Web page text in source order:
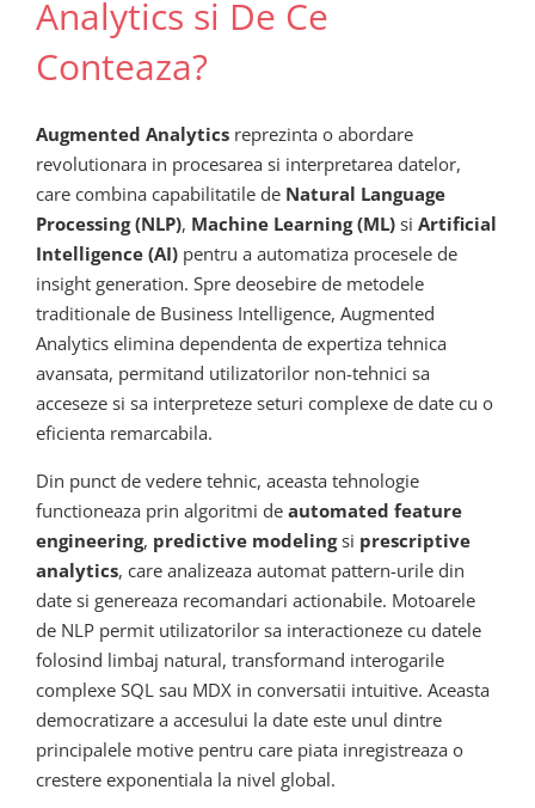
Analytics si De Ce
Conteaza?
Augmented Analytics reprezinta o abordare
revolutionara in procesarea si interpretarea datelor,
care combina capabilitatile de Natural Language
Processing (NLP), Machine Learning (ML) si Artificial
Intelligence (AI) pentru a automatiza procesele de
insight generation. Spre deosebire de metodele
traditionale de Business Intelligence, Augmented
Analytics elimina dependenta de expertiza tehnica
avansata, permitand utilizatorilor non-tehnici sa
acceseze si sa interpreteze seturi complexe de date cu o
eficienta remarcabila.
Din punct de vedere tehnic, aceasta tehnologie
functioneaza prin algoritmi de automated feature
engineering, predictive modelingsi prescriptive
analytics, care analizeaza automat pattern-urile din
date si genereaza recomandari actionabile. Motoarele
de NLP permit utilizatorilor sa interactioneze cu datele
folosind limbaj natural, transformand interogarile
complexe SQL sau MDX in conversatii intuitive. Aceasta
democratizare a accesului la date este unul dintre
principalele motive pentru care piata inregistreaza o
crestere exponentiala la nivel global.